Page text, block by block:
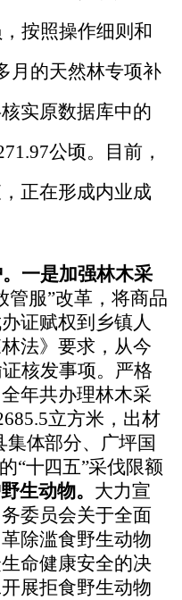
按照操作细则和
月的天然林专项补
核实原数据库中的
公顷。目前，
正在形成内业成
一是加强林木采
管服”改革，将商品
证赋权到乡镇人
法》要求，从今
核发事项。严格
年共办理林木采
立方米，出材
集体部分、广坪国
“十四五”采伐限额
生动物。 大力宣
委员会关于全面
除滥食野生动物
命健康安全的决
展拒食野生动物